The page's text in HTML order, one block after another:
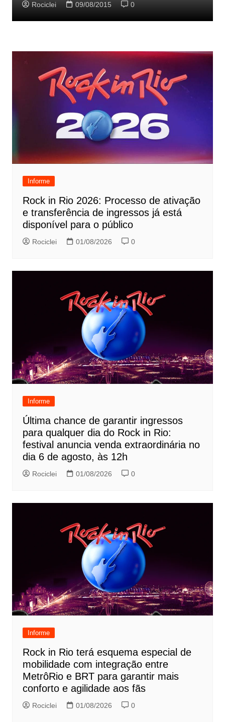
Rociclei 09/08/2015 0
Informe
Rock in Rio 2026: Processo de ativação
e transferência de ingressos já está
disponível para o público
Rociclei 01/08/2026 0
Informe
Última chance de garantir ingressos
para qualquer dia do Rock in Rio:
festival anuncia venda extraordinária no
dia 6 de agosto, às 12h
Rociclei 01/08/2026 0
Informe
Rock in Rio terá esquema especial de
mobilidade com integração entre
MetrôRio e BRT para garantir mais
conforto e agilidade aos fãs
Rociclei 01/08/2026 0